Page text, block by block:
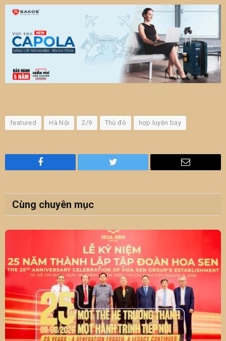
featured Hà Nội 2/9 Thủ đô hợp luyện bay
Facebook Twitter Email
Cùng chuyên mục